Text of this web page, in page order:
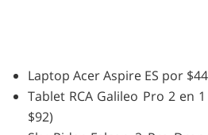
Laptop Acer Aspire ES por
Tablet RCA Galileo Pro 2 en
$92)